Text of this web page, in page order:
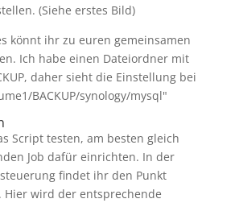
(Siehe erstes Bild)
könnt ihr zu euren gemeinsamen
Ich habe einen Dateiordner mit
daher sieht die Einstellung bei
BACKUP/synology/mysql"
Script testen, am besten gleich
Job dafür einrichten. In der
findet ihr den Punkt
Hier wird der entsprechende